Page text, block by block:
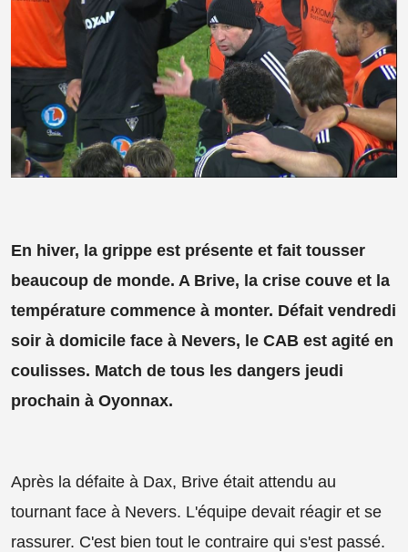
En hiver, la grippe est présente et fait tousser
beaucoup de monde. A Brive, la crise couve et la
température commence à monter. Défait vendredi
soir à domicile face à Nevers, le CAB est agité en
coulisses. Match de tous les dangers jeudi
prochain à Oyonnax.
Après la défaite à Dax, Brive était attendu au
tournant face à Nevers. L'équipe devait réagir et se
rassurer. C'est bien tout le contraire qui s'est passé.